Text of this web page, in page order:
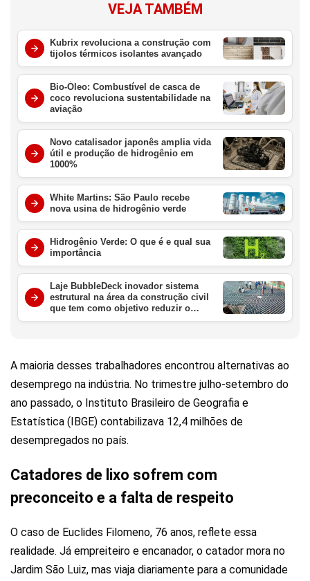
VEJA TAMBÉM
Kubrix revoluciona a construção com
tijolos térmicos isolantes avançado
Bio-Óleo: Combustível de casca de
coco revoluciona sustentabilidade na
aviação
Novo catalisador japonês amplia vida
útil e produção de hidrogênio em
1000%
White Martins: São Paulo recebe
nova usina de hidrogênio verde
Hidrogênio Verde: O que é e qual sua
importância
Laje BubbleDeck inovador sistema
estrutural na área da construção civil
que tem como objetivo reduzir o
peso das estruturas de lajes
A maioria desses trabalhadores encontrou alternativas ao
desemprego na indústria. No trimestre julho-setembro do
ano passado, o Instituto Brasileiro de Geografia e
Estatística (IBGE) contabilizava 12,4 milhões de
desempregados no país.
Catadores de lixo sofrem com
preconceito e a falta de respeito
O caso de Euclides Filomeno, 76 anos, reflete essa
realidade. Já empreiteiro e encanador, o catador mora no
Jardim São Luiz, mas viaja diariamente para a comunidade